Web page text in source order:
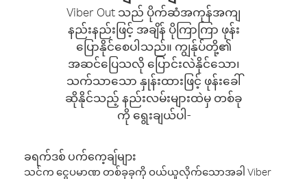
Viber Out သည် ပိုက်ဆံအကုန်အကျ
နည်းနည်းဖြင့် အချိန် ပိုကြာကြာ ဖုန်း
ပြောနိုင်စေပါသည်။ ကျွန်ုပ်တို့၏
အဆင်ပြေသလို ပြောင်းလဲနိုင်သော၊
သက်သာသော နှုန်းထားဖြင့် ဖုန်းခေါ်
ဆိုနိုင်သည့် နည်းလမ်းများထဲမှ တစ်ခု
ကို ရွေးချယ်ပါ-
ခရက်ဒစ် ပက်ကေ့ချ်များ
သင်က ငွေပမာဏ တစ်ခုခုကို ဝယ်ယူလိုက်သောအခါ Viber